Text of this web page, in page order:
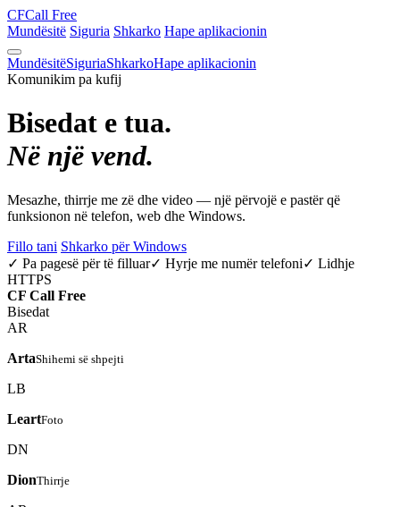
CFCall Free
Mundësitë Siguria Shkarko Hape aplikacionin
MundësitëSiguriaShkarkoHape aplikacionin
Komunikim pa kufij
Bisedat e tua.
Në një vend.
Mesazhe, thirrje me zë dhe video — një përvojë e pastër që
funksionon në telefon, web dhe Windows.
Fillo tani Shkarko për Windows
✓ Pa pagesë për të filluar✓ Hyrje me numër telefoni✓ Lidhje
HTTPS
CF Call Free
Bisedat
AR
ArtaShihemi së shpejti
LB
LeartFoto
DN
DionThirrje